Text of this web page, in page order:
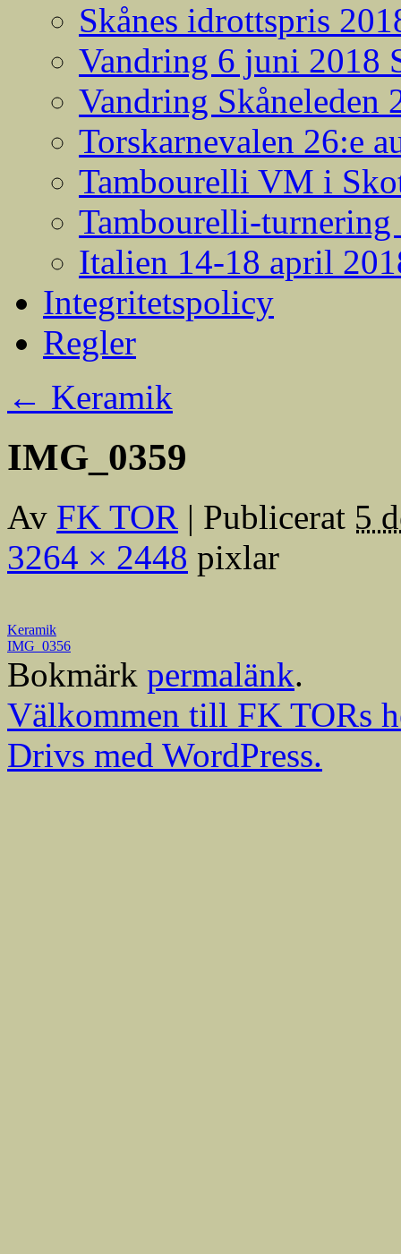
Skånes idrottspris
Vandring 6 juni 2018
Vandring Skåneleden
Torskarnevalen 26:e
Tambourelli VM i
Tambourelli-turnering
Italien 14-18 april
Integritetspolicy
Regler
← Keramik
IMG_0359
Av FK TOR | Publicerat 5
3264 × 2448 pixlar
Keramik
IMG_0356
Bokmärk permalänk.
Välkommen till FK TORs
Drivs med WordPress.